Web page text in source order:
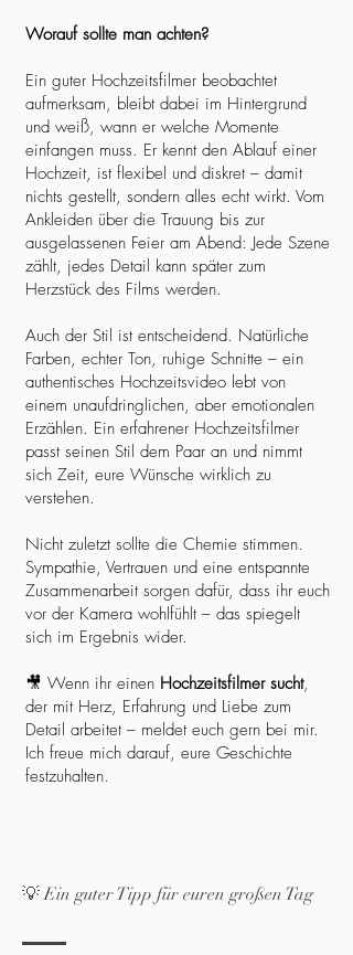
Worauf sollte man achten?
Ein guter Hochzeitsfilmer beobachtet
aufmerksam, bleibt dabei im Hintergrund
und weiß, wann er welche Momente
einfangen muss. Er kennt den Ablauf einer
Hochzeit, ist flexibel und diskret – damit
nichts gestellt, sondern alles echt wirkt. Vom
Ankleiden über die Trauung bis zur
ausgelassenen Feier am Abend: Jede Szene
zählt, jedes Detail kann später zum
Herzstück des Films werden.
Auch der Stil ist entscheidend. Natürliche
Farben, echter Ton, ruhige Schnitte – ein
authentisches Hochzeitsvideo lebt von
einem unaufdringlichen, aber emotionalen
Erzählen. Ein erfahrener Hochzeitsfilmer
passt seinen Stil dem Paar an und nimmt
sich Zeit, eure Wünsche wirklich zu
verstehen.
Nicht zuletzt sollte die Chemie stimmen.
Sympathie, Vertrauen und eine entspannte
Zusammenarbeit sorgen dafür, dass ihr euch
vor der Kamera wohlfühlt – das spiegelt
sich im Ergebnis wider.
🎥 Wenn ihr einen Hochzeitsfilmer sucht,
der mit Herz, Erfahrung und Liebe zum
Detail arbeitet – meldet euch gern bei mir.
Ich freue mich darauf, eure Geschichte
festzuhalten.
💡 Ein guter Tipp für euren großen Tag